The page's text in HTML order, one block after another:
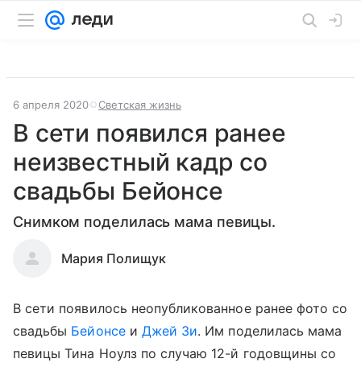
6 апреля 2020 Светская жизнь
В сети появился ранее
неизвестный кадр со
свадьбы Бейонсе
Снимком поделилась мама певицы.
Мария Полищук
В сети появилось неопубликованное ранее фото со
свадьбы Бейонсеи Джей Зи. Им поделилась мама
певицы Тина Ноулз по случаю 12-й годовщины со